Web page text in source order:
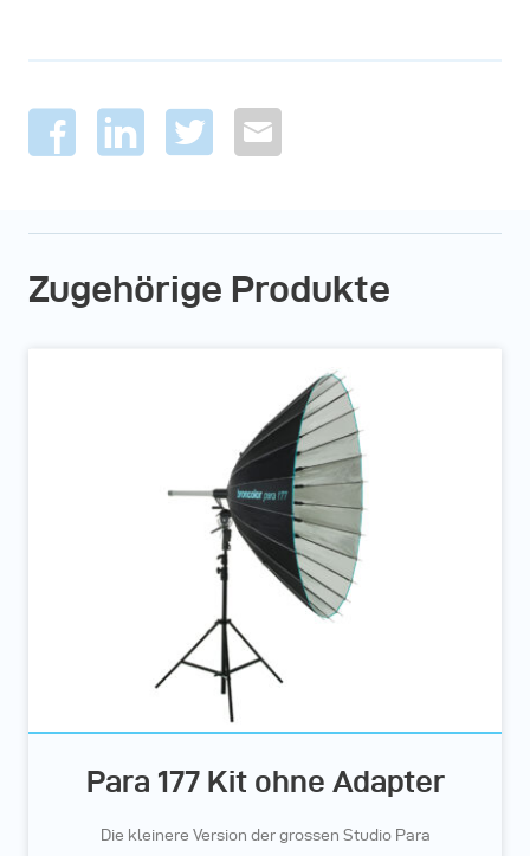
Zugehörige Produkte
Para 177 Kit ohne Adapter
Die kleinere Version der grossen Studio Para